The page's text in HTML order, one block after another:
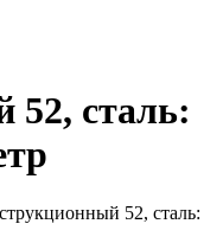
52, сталь: